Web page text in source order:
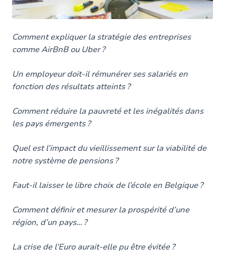
Comment expliquer la stratégie des entreprises
comme AirBnB ou Uber ?
Un employeur doit-il rémunérer ses salariés en
fonction des résultats atteints ?
Comment réduire la pauvreté et les inégalités dans
les pays émergents ?
Quel est l’impact du vieillissement sur la viabilité de
notre système de pensions ?
Faut-il laisser le libre choix de l’école en Belgique ?
Comment définir et mesurer la prospérité d’une
région, d’un pays… ?
La crise de l’Euro aurait-elle pu être évitée ?